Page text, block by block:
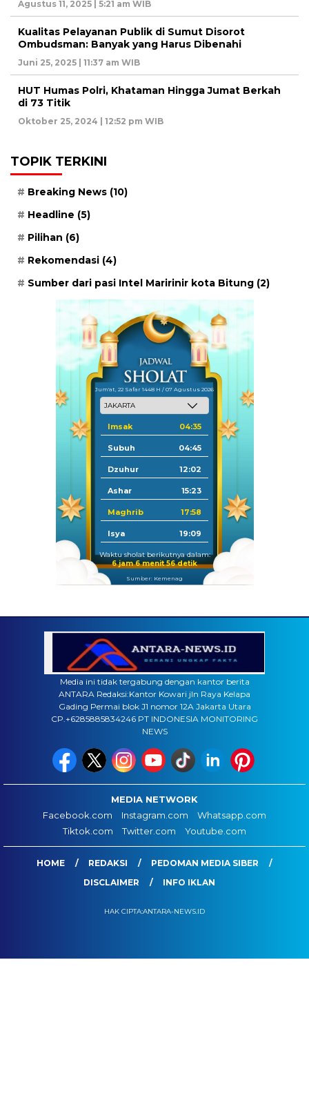
Agustus 11, 2025 | 5:21 am WIB
Kualitas Pelayanan Publik di Sumut Disorot
Ombudsman: Banyak yang Harus Dibenahi
Juni 25, 2025 | 11:37 am WIB
HUT Humas Polri, Khataman Hingga Jumat Berkah
di 73 Titik
Oktober 25, 2024 | 12:52 pm WIB
TOPIK TERKINI
Breaking News (10)
Headline (5)
Pilihan (6)
Rekomendasi (4)
Sumber dari pasi Intel Maririnir kota Bitung (2)
Jum'at, 22 Safar 1448 H / 07 Agustus 2026
Imsak 04:35
Subuh 04:45
Dzuhur 12:02
Ashar 15:23
Maghrib 17:58
Isya 19:09
Waktu sholat berikutnya dalam:
6 jam 6 menit 56 detik
Sumber: Kemenag
Media ini tidak tergabung dengan kantor berita
ANTARA Redaksi:Kantor Kowari jln Raya Kelapa
Gading Permai blok J1 nomor 12A Jakarta Utara
CP.+6285885834246 PT INDONESIA MONITORING
NEWS
MEDIA NETWORK
Facebook.com
Instagram.com
Whatsapp.com
Tiktok.com
Twitter.com Youtube.com
HOME REDAKSI
PEDOMAN MEDIA SIBER
DISCLAIMER
INFO IKLAN
HAK CIPTA:ANTARA-NEWS.ID